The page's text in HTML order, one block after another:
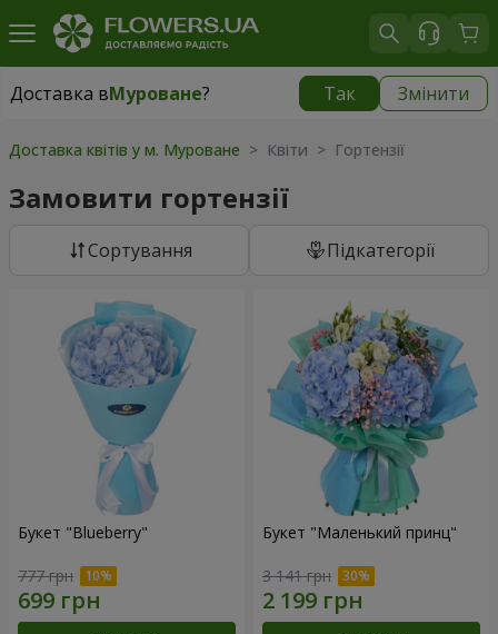
Доставка вМуроване? Так Змінити
Доставка вМуроване|
Доставка квітів у м. Муроване > Квіти > Гортензії
Замовити гортензії
Сортування Підкатегорії
Букет "Blueberry"
777 грн
Букет "Маленький принц"
3 141 грн